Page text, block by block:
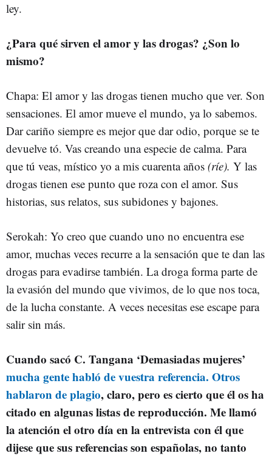
ley.
¿Para qué sirven el amor y las drogas? ¿Son lo
mismo?
Chapa: El amor y las drogas tienen mucho que ver. Son
sensaciones. El amor mueve el mundo, ya lo sabemos.
Dar cariño siempre es mejor que dar odio, porque se te
devuelve tó. Vas creando una especie de calma. Para
que tú veas, místico yo a mis cuarenta años (ríe). Y las
drogas tienen ese punto que roza con el amor. Sus
historias, sus relatos, sus subidones y bajones.
Serokah: Yo creo que cuando uno no encuentra ese
amor, muchas veces recurre a la sensación que te dan las
drogas para evadirse también. La droga forma parte de
la evasión del mundo que vivimos, de lo que nos toca,
de la lucha constante. A veces necesitas ese escape para
salir sin más.
Cuando sacó C. Tangana ‘Demasiadas mujeres’
mucha gente habló de vuestra referencia. Otros
hablaron de plagio, claro, pero es cierto que él os ha
citado en algunas listas de reproducción. Me llamó
la atención el otro día en la entrevista con él que
dijese que sus referencias son españolas, no tanto